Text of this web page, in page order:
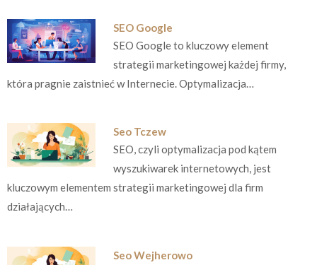
SEO Google
SEO Google to kluczowy element
strategii marketingowej każdej firmy,
która pragnie zaistnieć w Internecie. Optymalizacja…
Seo Tczew
SEO, czyli optymalizacja pod kątem
wyszukiwarek internetowych, jest
kluczowym elementem strategii marketingowej dla firm
działających…
Seo Wejherowo